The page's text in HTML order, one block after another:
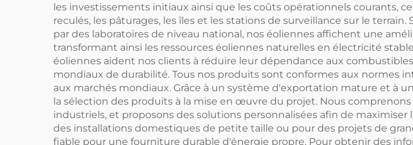
les investissements initiaux ainsi que les coûts opérationnels courants,
reculés, les pâturages, les îles et les stations de surveillance sur le
par des laboratoires de niveau national, nos éoliennes affichent une
transformant ainsi les ressources éoliennes naturelles en électricité
éoliennes aident nos clients à réduire leur dépendance aux
mondiaux de durabilité. Tous nos produits sont conformes aux normes
aux marchés mondiaux. Grâce à un système d'exportation mature et à
la sélection des produits à la mise en œuvre du projet. Nous
industriels, et proposons des solutions personnalisées afin de
des installations domestiques de petite taille ou pour des projets de
fiable pour une fourniture durable d'énergie propre. Pour obtenir des